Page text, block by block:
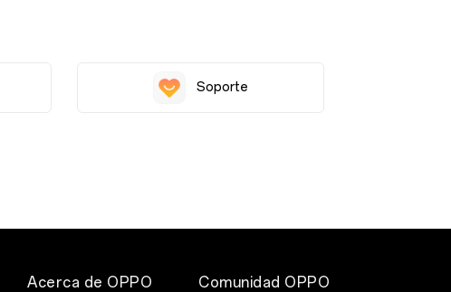
Soporte
Acerca de OPPO Comunidad OPPO